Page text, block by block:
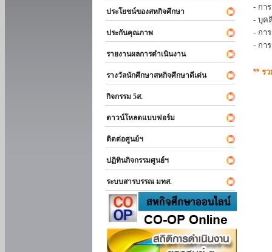
ประโยชน์ของสหกิจศึกษา
ประกันคุณภาพ
รายงานผลการดำเนินงาน
รางวัลนักศึกษาสหกิจศึกษาดีเด่น
กิจกรรม 5ส.
ดาวน์โหลดแบบฟอร์ม
ติดต่อศูนย์ฯ
ปฏิทินกิจกรรมศูนย์ฯ
ระบบสารบรรณ มทส.
- กา
- บุค
- กา
- กา
** ร